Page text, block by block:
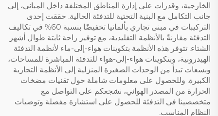
الخارجية، وقدرات على إدارة المناطق المختلفة داخل المباني، إلى
جانب التكامل مع البنية التحتية للتدفئة الحالية. حققت إحدى
التركيبات في مبنى تجاري بألمانيا تخفيضًا بنسبة 60% في تكاليف
التدفئة مقارنةً بالأنظمة التقليدية، مع توفير راحة ثابتة طوال أشهر
الشتاء. تتوفر هذه الأنظمة بتكوينات هواء-إلى-ماء لأنظمة التدفئة
الهيدرونية، وبتكوينات هواء-إلى-هواء للتدفئة المباشرة للمساحات،
وبسعات تبدأ من الوحدات الصغيرة المنزلية إلى الأنظمة التجارية
الكبيرة. وللحصول على معلومات شاملة حول تقنيات مضخات
الحرارة من المصدر الهوائي، نشجعكم على التواصل مع
متخصصينا في التدفئة للحصول على استشارة مفصلة وتوصيات
النظام المناسب.